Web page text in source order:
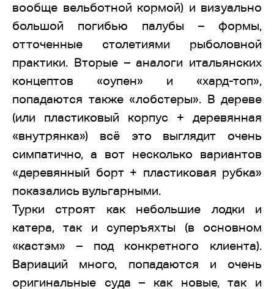
вообще вельботной кормой) и визуально
большой погибью палубы – формы,
отточенные столетиями рыболовной
практики. Вторые – аналоги итальянских
концептов «оупен» и «хард-топ»,
попадаются также «лобстеры». В дереве
(или пластиковый корпус + деревянная
«внутрянка») всё это выглядит очень
симпатично, а вот несколько вариантов
«деревянный борт + пластиковая рубка»
показались вульгарными.
Турки строят как небольшие лодки и
катера, так и суперъяхты (в основном
«кастэм» – под конкретного клиента).
Вариаций много, попадаются и очень
оригинальные суда – как новые, так и